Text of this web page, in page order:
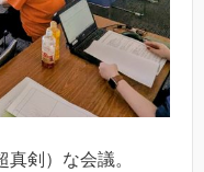
剣）な会議。